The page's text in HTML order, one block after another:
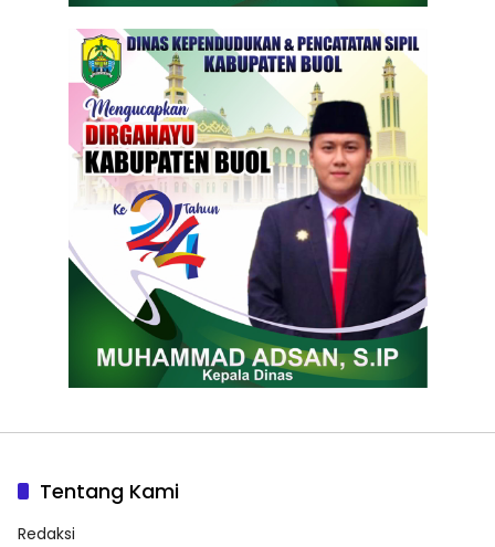
Tentang Kami
Redaksi